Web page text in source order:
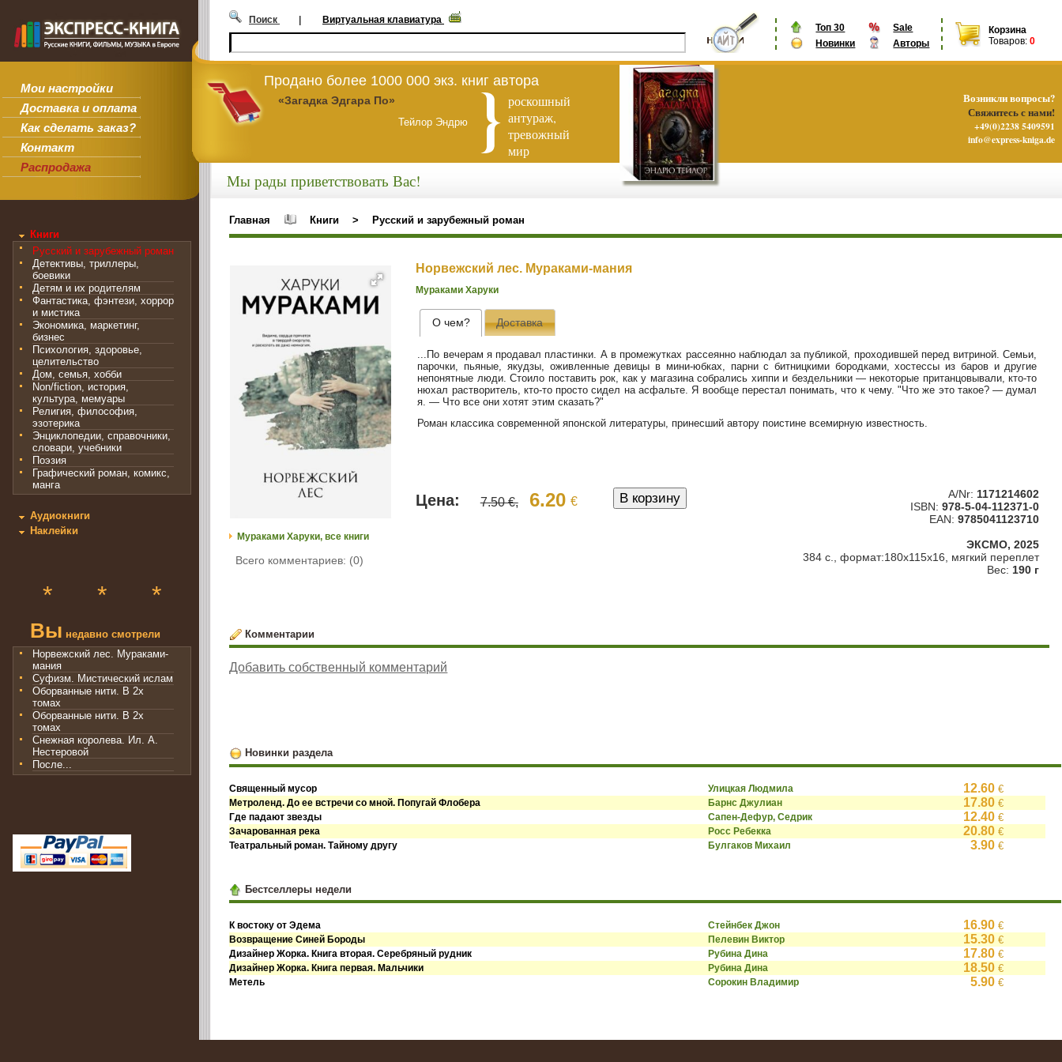
Мои настройки
Доставка и оплата
Как сделать заказ?
Контакт
Распродажа
Топ 30
Sale
Новинки
Авторы
Корзина
Товаров: 0
Поиск | Виртуальная клавиатура
Продано более 1000 000 экз. книг автора
«Загадка Эдгара По»
Тейлор Эндрю
роскошный
антураж,
тревожный
мир
Книги
Русский и зарубежный роман
Детективы, триллеры,
боевики
Детям и их родителям
Фантастика, фэнтези, хоррор
и мистика
Экономика, маркетинг,
бизнес
Психология, здоровье,
целительство
Дом, семья, хобби
Non/fiction, история,
культура, мемуары
Религия, философия,
эзотерика
Энциклопедии, справочники,
словари, учебники
Поэзия
Графический роман, комикс,
манга
Аудиокниги
Наклейки
* * *
Вы недавно смотрели
Норвежский лес. Мураками-
мания
Суфизм. Мистический ислам
Оборванные нити. В 2х
томах
Оборванные нити. В 2х
томах
Снежная королева. Ил. А.
Нестеровой
После...
Мы рады приветствовать Вас!
Главная Книги > Русский и зарубежный роман
Мураками Харуки, все книги
Всего комментариев: (0)
Норвежский лес. Мураками-мания
Мураками Харуки
О чем? Доставка
...По вечерам я продавал пластинки. А в промежутках рассеянно наблюдал за публикой, проходившей перед витриной. Семьи,
парочки, пьяные, якудзы, оживленные девицы в мини-юбках, парни с битницкими бородками, хостессы из баров и другие
непонятные люди. Стоило поставить рок, как у магазина собрались хиппи и бездельники — некоторые пританцовывали, кто-то
нюхал растворитель, кто-то просто сидел на асфальте. Я вообще перестал понимать, что к чему. "Что же это такое? — думал
я. — Что все они хотят этим сказать?"
Роман классика современной японской литературы, принесший автору поистине всемирную известность.
Цена: 7.50 €, 6.20 € A/Nr: 1171214602
ISBN: 978-5-04-112371-0
EAN: 9785041123710
ЭКСМО, 2025
384 с., формат:180x115x16, мягкий переплет
Вес: 190 г
Комментарии
Добавить собственный комментарий
Новинки раздела
Священный мусор Улицкая Людмила 12.60€
Метроленд. До ее встречи со мной. Попугай Флобера Барнс Джулиан 17.80€
Где падают звезды Сапен-Дефур, Седрик 12.40€
Зачарованная река Росс Ребекка 20.80€
Театральный роман. Тайному другу Булгаков Михаил 3.90€
Бестселлеры недели
К востоку от Эдема Стейнбек Джон 16.90€
Возвращение Синей Бороды Пелевин Виктор 15.30€
Дизайнер Жорка. Книга вторая. Серебряный рудник Рубина Дина 17.80€
Дизайнер Жорка. Книга первая. Мальчики Рубина Дина 18.50€
Метель Сорокин Владимир 5.90€
Возникли вопросы?
Свяжитесь с нами!
+49(0)2238 5409591
info@express-kniga.de